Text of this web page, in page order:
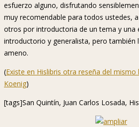
esfuerzo alguno, disfrutando
muy recomendable para todos ustedes,
otros por introductoria de un tema y una
introductorio y generalista, pero también
ameno.
(Existe en Hislibris otra reseña del
Koenig)
[tags]San Quintín, Juan Carlos Losada,